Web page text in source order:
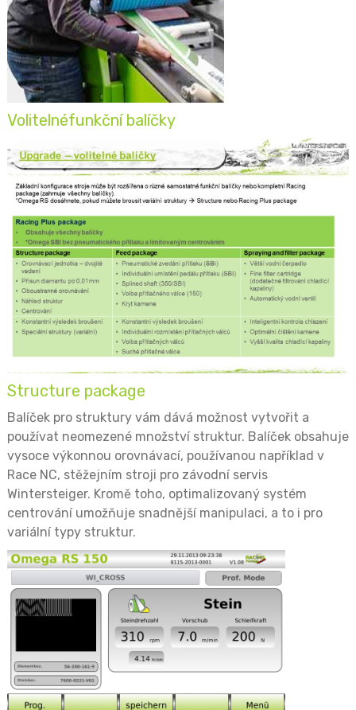
Volitelnéfunkční balíčky
Structure package
Balíček pro struktury vám dává možnost vytvořit a
používat neomezené množství struktur. Balíček obsahuje
vysoce výkonnou orovnávací, používanou například v
Race NC, stěžejním stroji pro závodní servis
Wintersteiger. Kromě toho, optimalizovaný systém
centrování umožňuje snadnější manipulaci, a to i pro
variální typy struktur.